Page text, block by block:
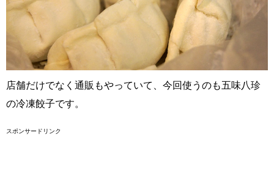
店舗だけでなく通販もやっていて、今回使うのも五味八珍
の冷凍餃子です。
スポンサードリンク